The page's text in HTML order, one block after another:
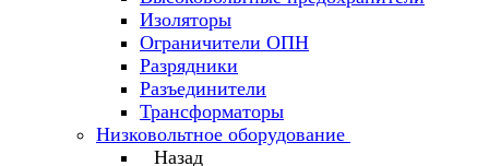
Изоляторы
Ограничители ОПН
Разрядники
Разъединители
Трансформаторы
Низковольтное оборудование
Назад